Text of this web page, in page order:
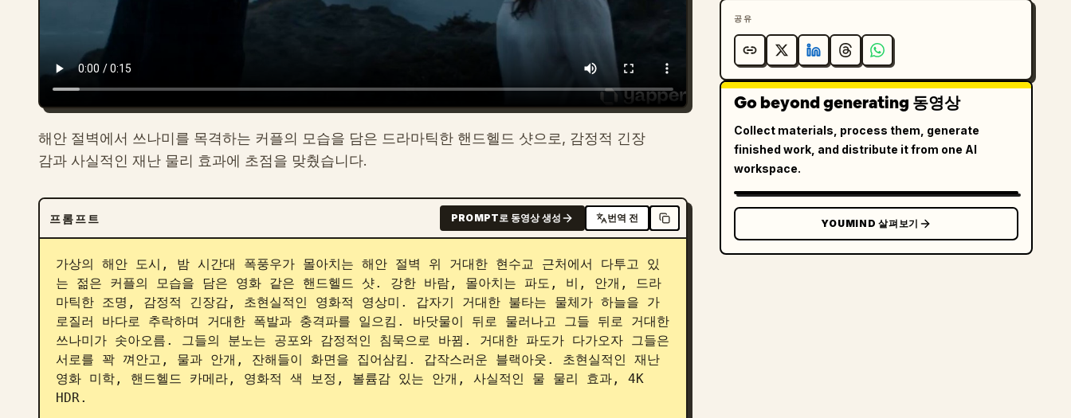
해안 절벽에서 쓰나미를 목격하는 커플의 모습을 담은 드라마틱한 핸드헬드 샷으로, 감정적 긴장
감과 사실적인 재난 물리 효과에 초점을 맞췄습니다.
프롬프트 PROMPT로 동영상 생성 번역 전
가상의 해안 도시, 밤 시간대 폭풍우가 몰아치는 해안 절벽 위 거대한 현수교 근처에서 다투고 있
는 젊은 커플의 모습을 담은 영화 같은 핸드헬드 샷. 강한 바람, 몰아치는 파도, 비, 안개, 드라
마틱한 조명, 감정적 긴장감, 초현실적인 영화적 영상미. 갑자기 거대한 불타는 물체가 하늘을 가
로질러 바다로 추락하며 거대한 폭발과 충격파를 일으킴. 바닷물이 뒤로 물러나고 그들 뒤로 거대한
쓰나미가 솟아오름. 그들의 분노는 공포와 감정적인 침묵으로 바뀜. 거대한 파도가 다가오자 그들은
서로를 꽉 껴안고, 물과 안개, 잔해들이 화면을 집어삼킴. 갑작스러운 블랙아웃. 초현실적인 재난
영화 미학, 핸드헬드 카메라, 영화적 색 보정, 볼륨감 있는 안개, 사실적인 물 물리 효과, 4K
HDR.
공유
Go beyond generating 동영상
Collect materials, process them, generate
finished work, and distribute it from one AI
workspace.
YOUMIND 살펴보기